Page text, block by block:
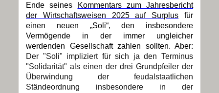
Ende seines
Kommentars zum Jahresbericht
der Wirtschaftsweisen 2025 auf Surplus für
einen neuen „Soli“, den insbesondere
Vermögende in der immer ungleicher
werdenden Gesellschaft zahlen sollten. Aber:
Der "Soli" impliziert für sich ja den Terminus
"Solidarität" als einen der drei Grundpfeiler der
Überwindung der feudalstaatlichen
Ständeordnung insbesondere in der